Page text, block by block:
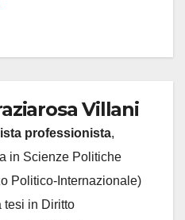
Villani
professionista,
in Scienze Politiche
Politico-Internazionale)
tesi in Diritto